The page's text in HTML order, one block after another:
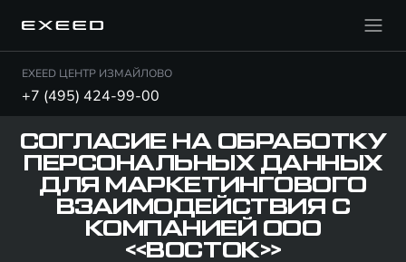
EXEED ЦЕНТР ИЗМАЙЛОВО
+7 (495) 424-99-00
СОГЛАСИЕ НА ОБРАБОТКУ
ПЕРСОНАЛЬНЫХ ДАННЫХ
ДЛЯ МАРКЕТИНГОВОГО
ВЗАИМОДЕЙСТВИЯ С
КОМПАНИЕЙ ООО
«ВОСТОК»